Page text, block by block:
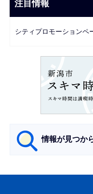
ま
で
ー
注目情報
シティプロモーションペ
情報が見つか